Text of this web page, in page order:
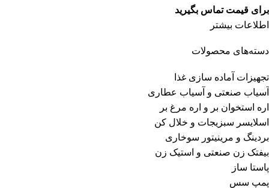
دسته‌های محصولات
تجهیزات آماده سازی غذا
آسیاب صنعتی و آسیاب عطاری
اره استخوان بر و اره مرغ بر
اسلایسر سبزیجات و خلال کن
بردینگ و مرینیتور سوخاری
بیفتک زن صنعتی و استیک زن
پاستا ساز
پمپ سس
برای قیمت تماس بگیرید
اطلاعات بیشتر